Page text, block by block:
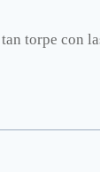
torpe con